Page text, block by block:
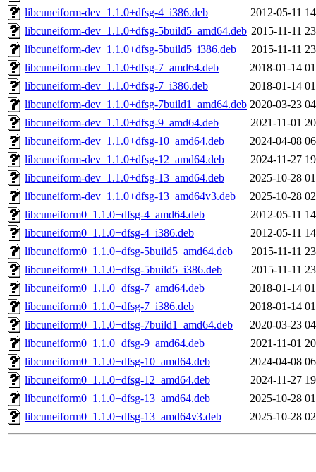
libcuneiform-dev_1.1.0+dfsg-4_i386.deb
2012-05-11
libcuneiform-dev_1.1.0+dfsg-5build5_amd64.deb 2015-11-11
libcuneiform-dev_1.1.0+dfsg-5build5_i386.deb
2015-11-11
libcuneiform-dev_1.1.0+dfsg-7_amd64.deb
2018-01-14
libcuneiform-dev_1.1.0+dfsg-7_i386.deb
2018-01-14
libcuneiform-dev_1.1.0+dfsg-7build1_amd64.deb 2020-03-23
libcuneiform-dev_1.1.0+dfsg-9_amd64.deb
2021-11-01
libcuneiform-dev_1.1.0+dfsg-10_amd64.deb
2024-04-08
libcuneiform-dev_1.1.0+dfsg-12_amd64.deb
2024-11-27
libcuneiform-dev_1.1.0+dfsg-13_amd64.deb
2025-10-28
libcuneiform-dev_1.1.0+dfsg-13_amd64v3.deb
2025-10-28
libcuneiform0_1.1.0+dfsg-4_amd64.deb
2012-05-11
libcuneiform0_1.1.0+dfsg-4_i386.deb
2012-05-11
libcuneiform0_1.1.0+dfsg-5build5_amd64.deb
2015-11-11
libcuneiform0_1.1.0+dfsg-5build5_i386.deb
2015-11-11
libcuneiform0_1.1.0+dfsg-7_amd64.deb
2018-01-14
libcuneiform0_1.1.0+dfsg-7_i386.deb
2018-01-14
libcuneiform0_1.1.0+dfsg-7build1_amd64.deb
2020-03-23
libcuneiform0_1.1.0+dfsg-9_amd64.deb
2021-11-01
libcuneiform0_1.1.0+dfsg-10_amd64.deb
2024-04-08
libcuneiform0_1.1.0+dfsg-12_amd64.deb
2024-11-27
libcuneiform0_1.1.0+dfsg-13_amd64.deb
2025-10-28
libcuneiform0_1.1.0+dfsg-13_amd64v3.deb
2025-10-28